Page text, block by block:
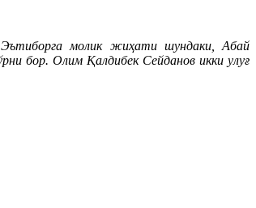
молик жиҳати шундаки, Абай
бор. Олим Қалдибек Сейданов икки улуғ